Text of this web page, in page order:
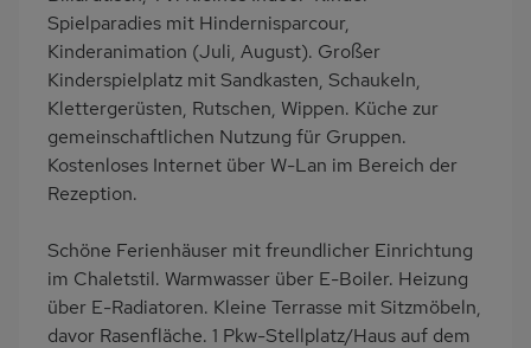
Spielparadies mit Hindernisparcour,
Kinderanimation (Juli, August). Großer
Kinderspielplatz mit Sandkasten, Schaukeln,
Klettergerüsten, Rutschen, Wippen. Küche zur
gemeinschaftlichen Nutzung für Gruppen.
Kostenloses Internet über W-Lan im Bereich der
Rezeption.
Schöne Ferienhäuser mit freundlicher Einrichtung
im Chaletstil. Warmwasser über E-Boiler. Heizung
über E-Radiatoren. Kleine Terrasse mit Sitzmöbeln,
davor Rasenfläche. 1 Pkw-Stellplatz/Haus auf dem